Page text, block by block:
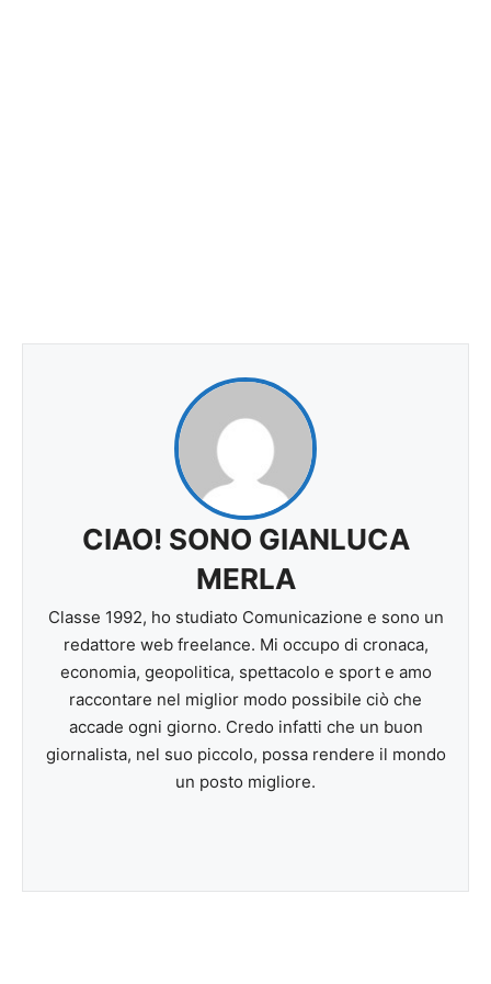
CIAO! SONO GIANLUCA
MERLA
Classe 1992, ho studiato Comunicazione e sono un
redattore web freelance. Mi occupo di cronaca,
economia, geopolitica, spettacolo e sport e amo
raccontare nel miglior modo possibile ciò che
accade ogni giorno. Credo infatti che un buon
giornalista, nel suo piccolo, possa rendere il mondo
un posto migliore.